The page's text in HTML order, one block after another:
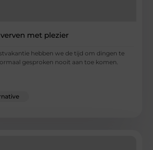
met plezier
hebben we de tijd om dingen te
gesproken nooit aan toe komen.